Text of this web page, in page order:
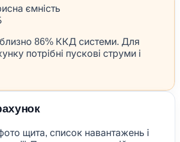
ємність
86% ККД системи. Для
потрібні пускові струми і
щита, список навантажень і